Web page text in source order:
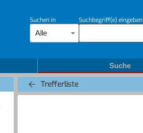
Suchen in
Alle
Suchbegriff(e) eingeben
Suche
Trefferliste